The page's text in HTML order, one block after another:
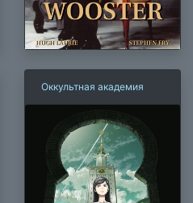
Оккультная академия